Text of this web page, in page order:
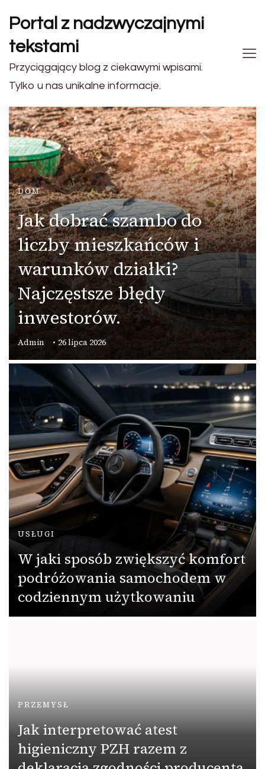
Portal z nadzwyczajnymi
tekstami
Przyciągający blog z ciekawymi wpisami.
Tylko u nas unikalne informacje.
DOM
Jak dobrać szambo do
liczby mieszkańców i
warunków działki?
Najczęstsze błędy
inwestorów.
Admin 26 lipca 2026
USŁUGI
W jaki sposób zwiększyć komfort
podróżowania samochodem w
codziennym użytkowaniu
PRZEMYSŁ
Jak interpretować atest
higieniczny PZH razem z